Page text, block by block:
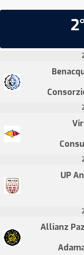
UP
Allianz